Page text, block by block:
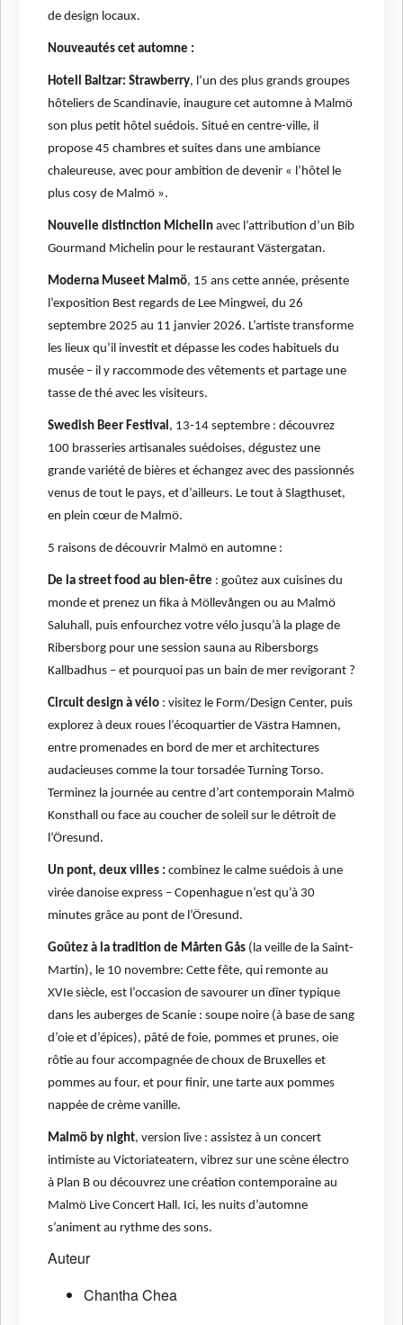
de design locaux.
Nouveautés cet automne :
Hotell Baltzar: Strawberry, l’un des plus grands groupes
hôteliers de Scandinavie, inaugure cet automne à Malmö
son plus petit hôtel suédois. Situé en centre-ville, il
propose 45 chambres et suites dans une ambiance
chaleureuse, avec pour ambition de devenir « l’hôtel le
plus cosy de Malmö ».
Nouvelle distinction Michelin avec l’attribution d’un Bib
Gourmand Michelin pour le restaurant Västergatan.
Moderna Museet Malmö, 15 ans cette année, présente
l’exposition Best regards de Lee Mingwei, du 26
septembre 2025 au 11 janvier 2026. L’artiste transforme
les lieux qu’il investit et dépasse les codes habituels du
musée – il y raccommode des vêtements et partage une
tasse de thé avec les visiteurs.
Swedish Beer Festival, 13-14 septembre : découvrez
100 brasseries artisanales suédoises, dégustez une
grande variété de bières et échangez avec des passionnés
venus de tout le pays, et d’ailleurs. Le tout à Slagthuset,
en plein cœur de Malmö.
5 raisons de découvrir Malmö en automne :
De la street food au bien-être : goûtez aux cuisines du
monde et prenez un fika à Möllevången ou au Malmö
Saluhall, puis enfourchez votre vélo jusqu’à la plage de
Ribersborg pour une session sauna au Ribersborgs
Kallbadhus – et pourquoi pas un bain de mer revigorant ?
Circuit design à vélo : visitez le Form/Design Center, puis
explorez à deux roues l’écoquartier de Västra Hamnen,
entre promenades en bord de mer et architectures
audacieuses comme la tour torsadée Turning Torso.
Terminez la journée au centre d’art contemporain Malmö
Konsthall ou face au coucher de soleil sur le détroit de
l’Öresund.
Un pont, deux villes : combinez le calme suédois à une
virée danoise express – Copenhague n’est qu’à 30
minutes grâce au pont de l’Öresund.
Goûtez à la tradition de Mårten Gås (la veille de la Saint-
Martin), le 10 novembre: Cette fête, qui remonte au
XVIe siècle, est l’occasion de savourer un dîner typique
dans les auberges de Scanie : soupe noire (à base de sang
d’oie et d’épices), pâté de foie, pommes et prunes, oie
rôtie au four accompagnée de choux de Bruxelles et
pommes au four, et pour finir, une tarte aux pommes
nappée de crème vanille.
Malmö by night, version live : assistez à un concert
intimiste au Victoriateatern, vibrez sur une scène électro
à Plan B ou découvrez une création contemporaine au
Malmö Live Concert Hall. Ici, les nuits d’automne
s’animent au rythme des sons.
Auteur
Chantha Chea